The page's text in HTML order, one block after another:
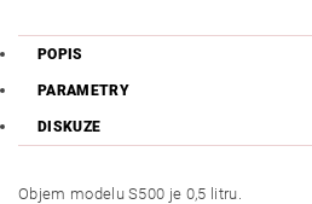
POPIS
PARAMETRY
DISKUZE
Objem modelu S500 je 0,5 litru.